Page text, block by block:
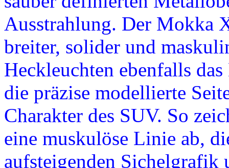
Ausstrahlung. Der Mokka
breiter, solider und
Heckleuchten ebenfalls
die präzise modellierte
Charakter des SUV. So
eine muskulöse Linie ab,
aufsteigenden Sichelgrafik